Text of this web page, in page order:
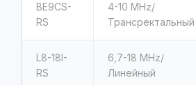
BE9CS-
RS
4-10 MHz/
Трансректальный
L8-18I-
RS
6,7-18 MHz/
Линейный